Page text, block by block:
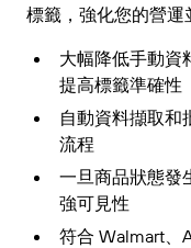
標籤，強化您的營運
大幅降低手動資
提高標籤準確性
自動資料擷取和
流程
一旦商品狀態發
強可見性
符合 Walmart、